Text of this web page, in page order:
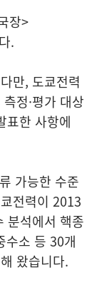
장>
.
만, 도쿄전력
정·평가 대상
표한 사항에
가능한 수준
전력이 2013
분석에서 핵종
수소 등 30개
왔습니다.